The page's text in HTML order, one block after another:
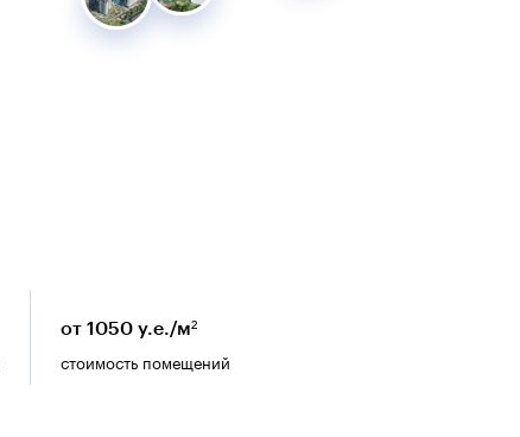
от 1050 у.е./м²
стоимость помещений